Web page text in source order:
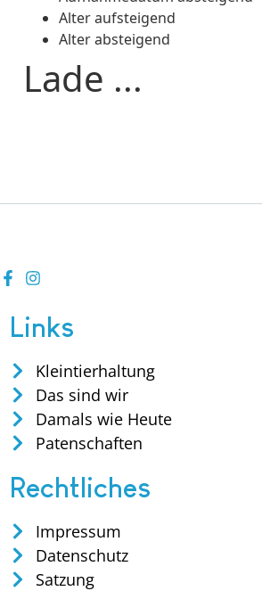
Alter aufsteigend
Alter absteigend
Lade ...
Links
Kleintierhaltung
Das sind wir
Damals wie Heute
Patenschaften
Rechtliches
Impressum
Datenschutz
Satzung